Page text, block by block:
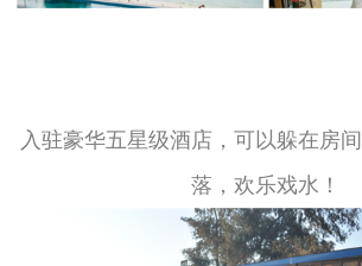
入驻豪华五星级酒店，可以躲在房
落，欢乐戏水！